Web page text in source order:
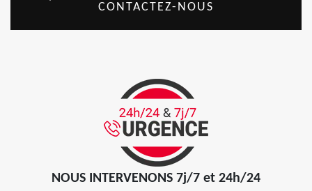
CONTACTEZ-NOUS
NOUS INTERVENONS 7j/7 et 24h/24